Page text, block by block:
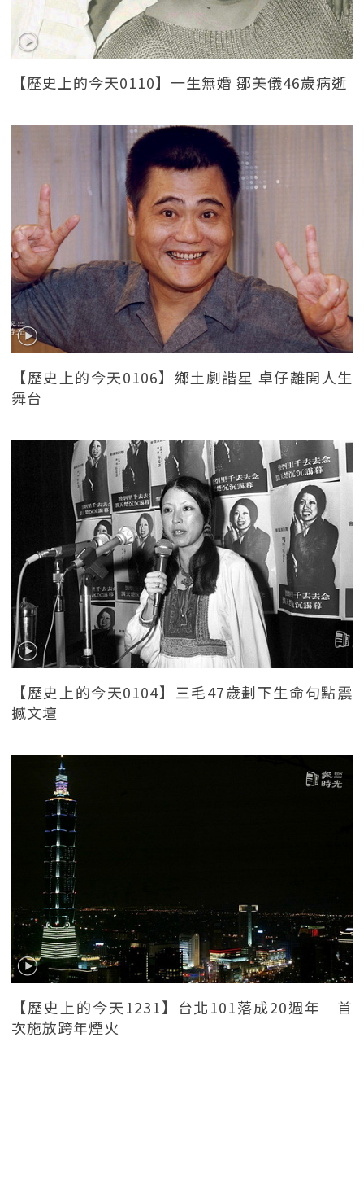
【歷史上的今天0110】一生無婚 鄒美儀46歲病逝
【歷史上的今天0106】鄉土劇諧星 卓仔離開人生
舞台
【歷史上的今天0104】三毛47歲劃下生命句點震
撼文壇
【歷史上的今天1231】台北101落成20週年 首
次施放跨年煙火